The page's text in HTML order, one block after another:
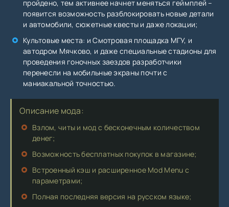
пройдено, тем активнее начнет меняться геймплей –
появится возможность разблокировать новые детали
и автомобили, сюжетные квесты и даже локации;
Культовые места: и Смотровая площадка МГУ, и
автодром Мячково, и даже специальные стадионы для
проведения гоночных заездов разработчики
перенесли на мобильные экраны почти с
маниакальной точностью.
Описание мода:
Взлом, читы и мод с бесконечным количеством
денег;
Возможность бесплатных покупок в магазине;
Встроенный кэш и расширенное Mod Menu с
параметрами;
Полная последняя версия на русском языке;